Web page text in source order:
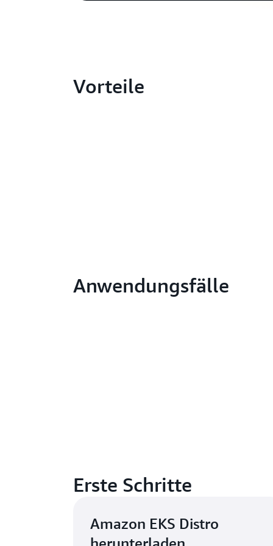
Vorteile
Anwendungsfälle
Erste Schritte
Amazon EKS Distro